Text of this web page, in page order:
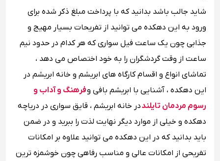
شاید جالب باشد بدانید که با پرداخت مبلغ ذکر شده برای
ورود به این دهکده می توانید از تفریحات بسیار مهیج و
جذابی چون یک ساعت فیل سواری که هر کدام در حدود نیم
ساعت از وقت گردشگران را به خود اختصاص می دهد ،
تماشای انواع و اقسام کارگاه های ابریشم و خانه ابریشم در
این دهکده ، آشنایی با ابریشم بافی وفرهنگ و آداب و
رسوم مردمان تایلنددر خانه ابریشم ، قایق سواری در دریاچه
دهکده و خیلی از موارد دیگر نهایت لذت را ببرید و در ضمن
باید بدانید که در این دهکده می توانید علاوه بر امکانات
تفریحی از امکانات عالی و مناسب رفاهی چون خوشمزه ترین